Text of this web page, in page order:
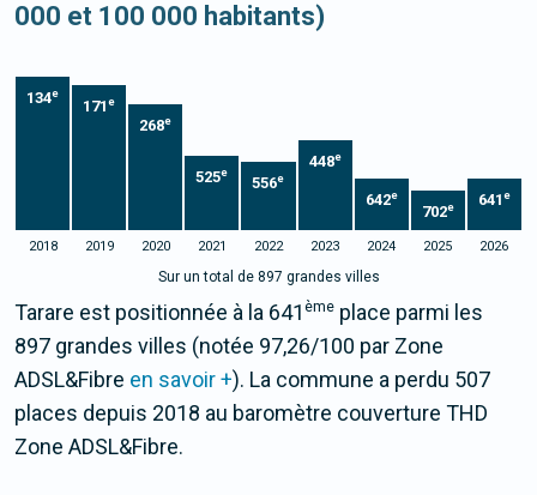
000 et 100 000 habitants)
134e
171e
268e
525e
556e
448e
642e
702e 641 e
2018 2019 2020 2021 2022 2023 2024 2025 2026
Sur un total de 897 grandes villes
Tarare est positionnée à la 641 ème place parmi les
897 grandes villes (notée 97,26/100 par Zone
ADSL&Fibre en savoir +). La commune a perdu 507
places depuis 2018 au baromètre couverture THD
Zone ADSL&Fibre.